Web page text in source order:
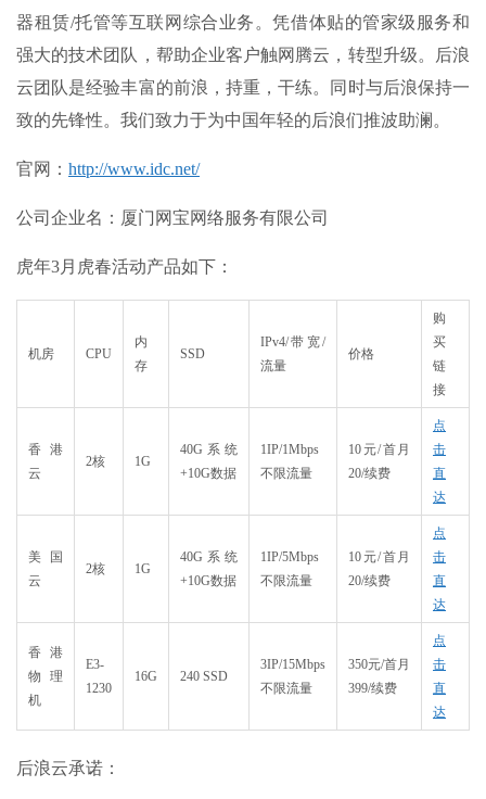
器租赁/托管等互联网综合业务。凭借体贴的管家级服务和
强大的技术团队，帮助企业客户触网腾云，转型升级。后浪
云团队是经验丰富的前浪，持重，干练。同时与后浪保持一
致的先锋性。我们致力于为中国年轻的后浪们推波助澜。
官网 ： http://www.idc.net/
公司企业名 ：厦门网宝网络服务有限公司
虎年3月虎春活动产品如下：​
机房 CPU
内
存
SSD
IPv4/带宽/
流量
价格
购
买
链
接
香港
云
2核 1G
40G系统
+10G数据
1IP/1Mbps
不限流量
10元/首月
20/续费
点
击
直
达
美国
云
2核 1G
40G系统
+10G数据
1IP/5Mbps
不限流量
10元/首月
20/续费
点
击
直
达
香港
物理
机
E3-
1230
16G 240 SSD
3IP/15Mbps
不限流量
350元/首月
399/续费
点
击
直
达
后浪云承诺：